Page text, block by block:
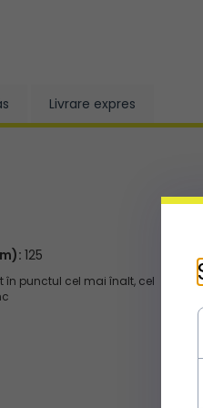
Livrare expres
125
în punctul cel mai înalt, cel